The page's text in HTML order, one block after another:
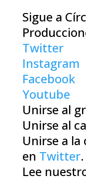
Sigue a
Twitter
Instagram
Facebook
Youtube
Unirse al
Unirse al
Unirse a
en Twitter.
Lee